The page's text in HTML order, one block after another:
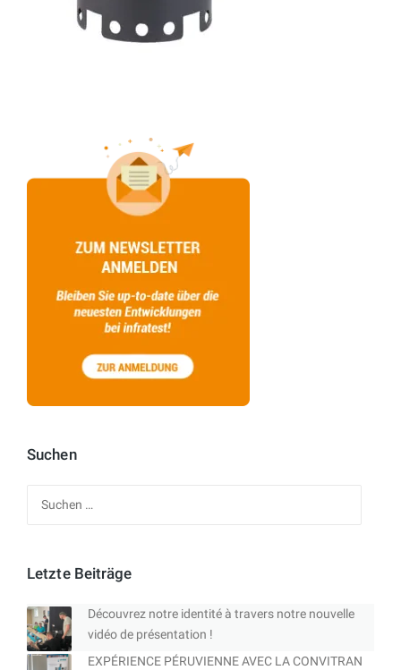
Suchen
Letzte Beiträge
Découvrez notre identité à travers notre nouvelle
vidéo de présentation !
EXPÉRIENCE PÉRUVIENNE AVEC LA CONVITRAN